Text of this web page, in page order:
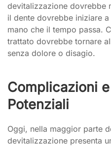
devitalizzazione dovrebbe
il dente dovrebbe iniziare
mano che il tempo passa.
trattato dovrebbe tornare
senza dolore o disagio.
Complicazioni
Potenziali
Oggi, nella maggior parte
devitalizzazione presenta